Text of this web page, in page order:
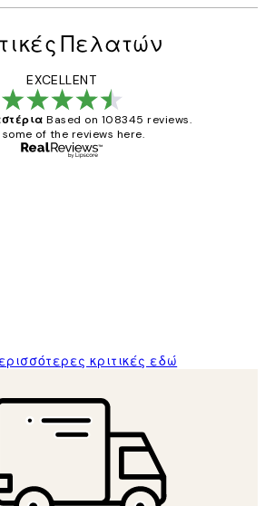
Πελατών
EXCELLENT
Based on 108345 reviews.
some of the reviews here.
κριτικές εδώ